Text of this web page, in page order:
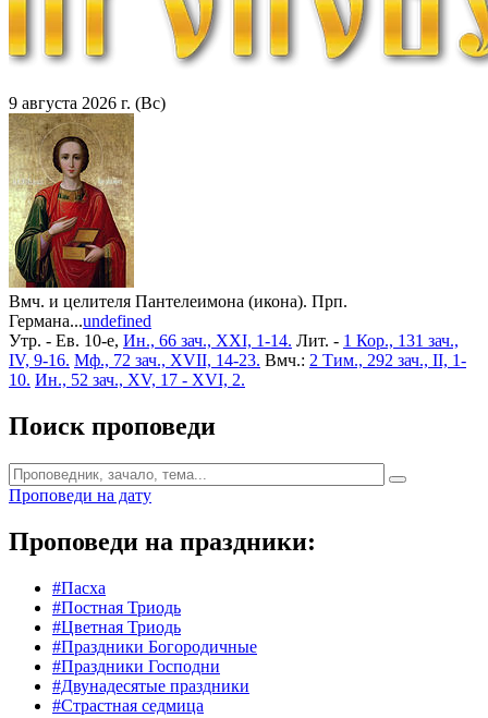
9 августа 2026 г. (Вс)
Вмч. и целителя Пантелеимона (икона). Прп.
Германа...undefined
Утр. - Ев. 10-е, Ин., 66 зач., XXI, 1-14. Лит. - 1 Кор., 131 зач.,
IV, 9-16. Мф., 72 зач., XVII, 14-23. Вмч.: 2 Тим., 292 зач., II, 1-
10. Ин., 52 зач., XV, 17 - XVI, 2.
Поиск проповеди
Проповеди на дату
Проповеди на праздники:
#Пасха
#Постная Триодь
#Цветная Триодь
#Праздники Богородичные
#Праздники Господни
#Двунадесятые праздники
#Страстная седмица